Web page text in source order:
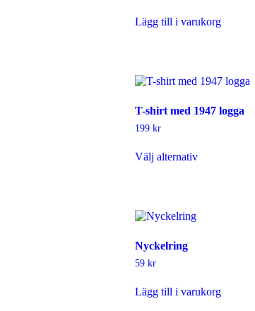
Lägg till i varukorg
T-shirt med 1947 logga
199 kr
Välj alternativhär
produktsidan
Nyckelring
59 kr
Lägg till i varukorg